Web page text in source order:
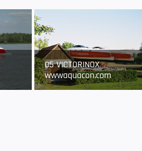
05 VICTORINOX
wwwaquacon.com